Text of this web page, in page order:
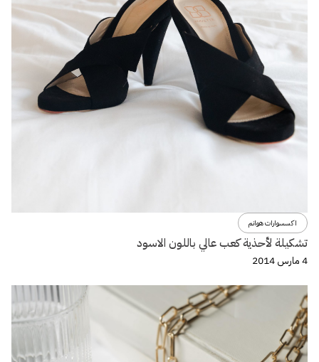
اكسسوارات هوانم
تشكيلة لأحذية كعب عالي باللون الاسود
4 مارس 2014